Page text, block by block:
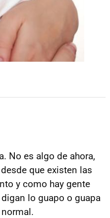
No es algo de ahora,
que existen las
y como hay gente
lo guapo o guapa